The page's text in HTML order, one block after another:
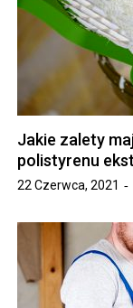
Jakie zalety
polistyrenu
22 Czerwca, 2021